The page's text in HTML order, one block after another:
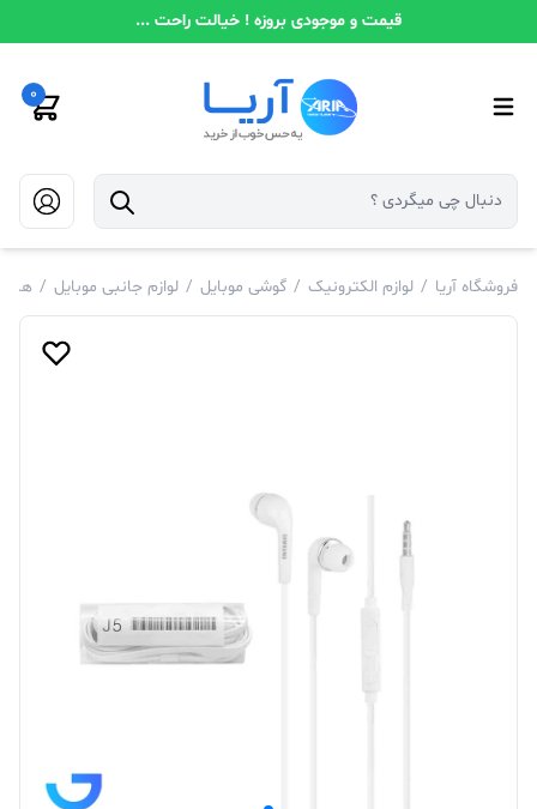
قیمت و موجودی بروزه ! خیالت راحت ...
0
فروشگاه آریا / لوازم الکترونیک / گوشی موبایل / لوازم جانبی موبایل /